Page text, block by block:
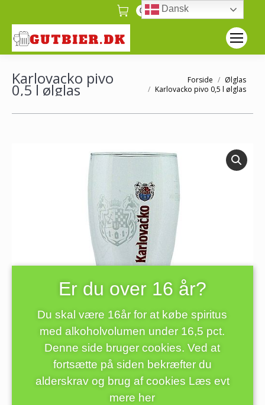
0
Karlovacko pivo
0,5 l ølglas
Forside
Ølglas
Karlovacko pivo 0,5 l ølglas
Dansk
Er du over 16 år?
Du skal være 16år for at købe spiritus
med alkoholvolumen under 16,5 pct.
Denne side bruger cookies. Ved at
fortsætte på siden bekræfter du
alderskrav og brug af cookies Læs evt
mere her